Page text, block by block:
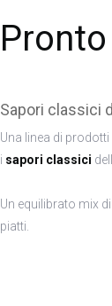
Sapori classici
Una linea di
i sapori classici
Un equilibrato mix
piatti.